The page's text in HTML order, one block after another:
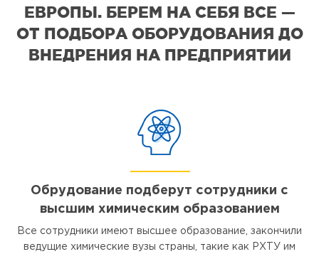
ЕВРОПЫ. БЕРЕМ НА СЕБЯ ВСЕ —
ОТ ПОДБОРА ОБОРУДОВАНИЯ ДО
ВНЕДРЕНИЯ НА ПРЕДПРИЯТИИ
Обрудование подберут сотрудники с
высшим химическим образованием
Все сотрудники имеют высшее образование, закончили
ведущие химические вузы страны, такие как РХТУ им